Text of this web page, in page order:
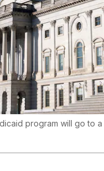
program will go to